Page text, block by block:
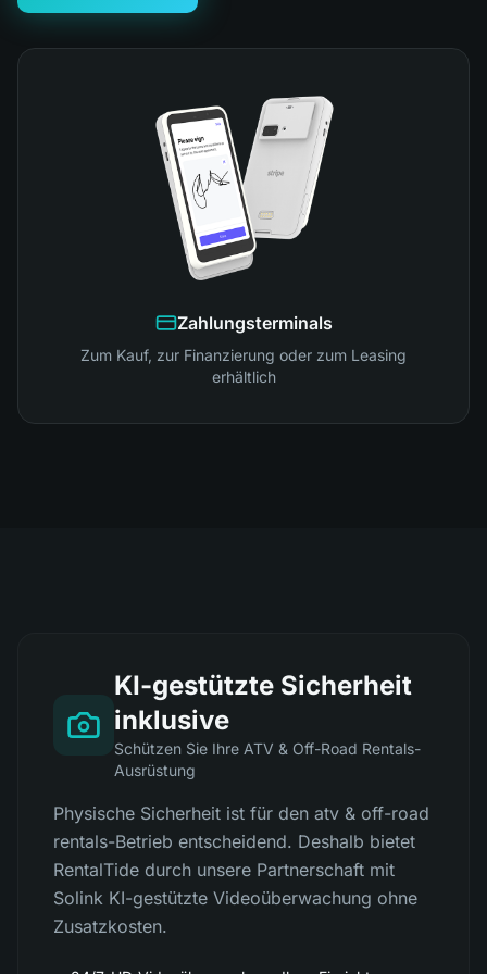
Zahlungsterminals
Zum Kauf, zur Finanzierung oder zum Leasing
erhältlich
KI-gestützte Sicherheit
inklusive
Schützen Sie Ihre ATV & Off-Road Rentals-
Ausrüstung
Physische Sicherheit ist für den atv & off-road
rentals-Betrieb entscheidend. Deshalb bietet
RentalTide durch unsere Partnerschaft mit
Solink KI-gestützte Videoüberwachung ohne
Zusatzkosten.